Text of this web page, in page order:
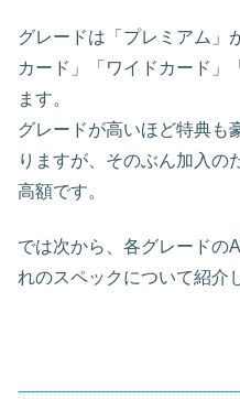
グレードは「プレミアム」
カード」「ワイドカード」
ます。
グレードが高いほど特典も
りますが、そのぶん加入の
高額です。
では次から、各グレードの
れのスペックについて紹介